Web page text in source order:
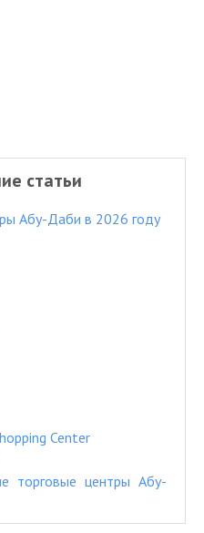
статьи
Абу-Даби в 2026 году
Center
торговые центры Абу-